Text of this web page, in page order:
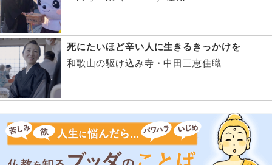
死にたいほど辛い人に生きるきっかけを
和歌山の駆け込み寺・中田三恵住職